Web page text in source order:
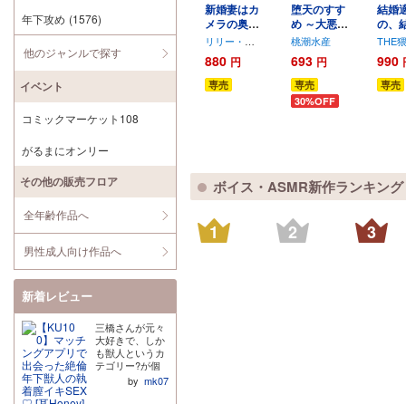
新婚妻はカ
メラの奥で
～覚醒した
あまあま支
配されちゃ
いました～
リリー・ガ
880 円
専売
堕天のすす
め ～大悪魔
の執着に極
トロけ堕ち
る～
桃潮水産
693 円
専売
30%OFF
結婚
の、
前提
ため
なの
THE
990
専売
ボイス・ASMR新作ランキング
1 2 3
年下攻め (1576)
他のジャンルで探す
イベント
コミックマーケット108
がるまにオンリー
その他の販売フロア
全年齢作品へ
男性成人向け作品へ
新着レビュー
三橋さんが元々
大好きで、しか
も獣人というカ
テゴリー?が個
人的に好きな設
定で。視聴した
by mk07